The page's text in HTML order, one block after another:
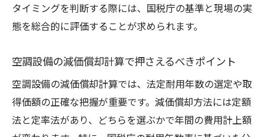
タイミングを判断する際には、国税庁の基準と現場の実
態を総合的に評価することが求められます。
空調設備の減価償却計算で押さえるべきポイント
空調設備の減価償却計算では、法定耐用年数の選定や取
得価額の正確な把握が重要です。減価償却方法には定額
法と定率法があり、どちらを選ぶかで年間の費用計上額